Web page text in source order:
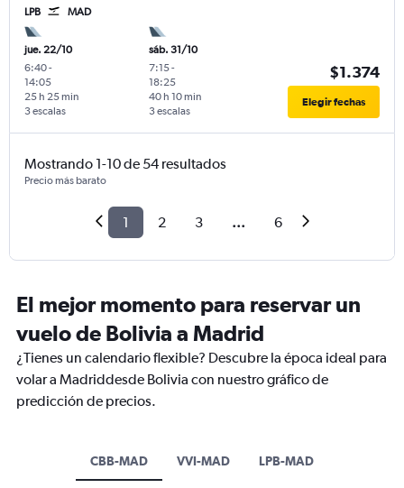
LPB MAD
jue. 22/10
6:40-
14:05
3 escalas
25 h 25 min
sáb. 31/10
7:15-
18:25
3 escalas
40 h 10 min
$1.374
Elegir fechas
Mostrando 1-10 de 54 resultados
Precio más barato
1 2 3 ... 6
El mejor momento para reservar un
vuelo de Bolivia a Madrid
¿Tienes un calendario flexible? Descubre la época ideal para
volar a Madriddesde Bolivia con nuestro gráfico de
predicción de precios.
CBB-MAD VVI-MAD LPB-MAD